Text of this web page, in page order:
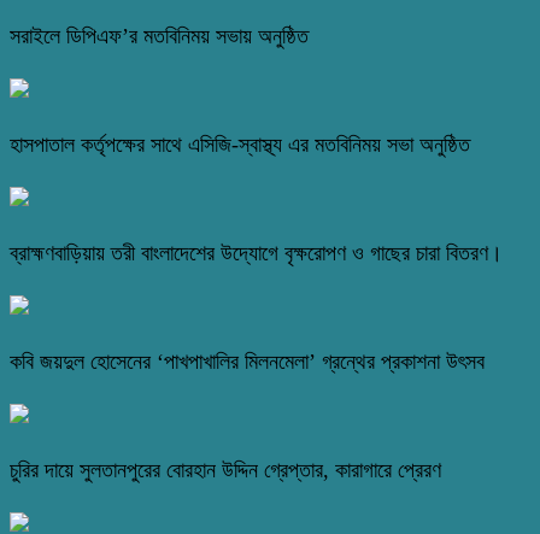
সরাইলে ডিপিএফ’র মতবিনিময় সভায় অনুষ্ঠিত
হাসপাতাল কর্তৃপক্ষের সাথে এসিজি-স্বাস্থ্য এর মতবিনিময় সভা অনুষ্ঠিত
ব্রাহ্মণবাড়িয়ায় তরী বাংলাদেশের উদ্যোগে বৃক্ষরোপণ ও গাছের চারা বিতরণ।
কবি জয়দুল হোসেনের ‘পাখপাখালির মিলনমেলা’ গ্রন্থের প্রকাশনা উৎসব
চুরির দায়ে সুলতানপুরের বোরহান উদ্দিন গ্রেপ্তার, কারাগারে প্রেরণ